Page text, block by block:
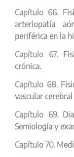
Capítulo 66.
arteriopatía
periférica en la
Capítulo 67.
crónica.
Capítulo 68.
vascular
Capítulo 69.
Semiología y
Capítulo 70.